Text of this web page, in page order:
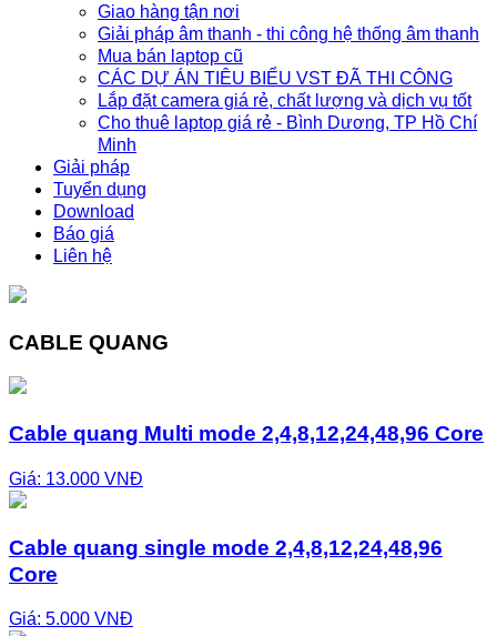
Giao hàng tận nơi
Giải pháp âm thanh - thi công hệ thống âm thanh
Mua bán laptop cũ
CÁC DỰ ÁN TIÊU BIỂU VST ĐÃ THI CÔNG
Lắp đặt camera giá rẻ, chất lượng và dịch vụ tốt
Cho thuê laptop giá rẻ - Bình Dương, TP Hồ Chí
Minh
Giải pháp
Tuyển dụng
Download
Báo giá
Liên hệ
CABLE QUANG
Cable quang Multi mode 2,4,8,12,24,48,96 Core
Giá: 13.000 VNĐ
Cable quang single mode 2,4,8,12,24,48,96
Core
Giá: 5.000 VNĐ